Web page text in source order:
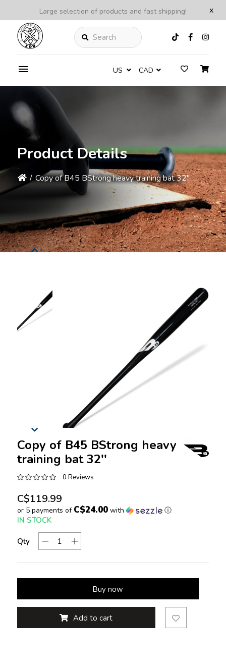
x
Large selection of products and fast shipping!
Search
US CAD
Product Details
/ Copy of B45 BStrong heavy training bat 32''
Copy of B45 BStrong heavy
training bat 32''
0 Reviews
C$119.99
or 5 payments of C$24.00with ⓘ
IN STOCK
Qty
Buy now
Add to cart